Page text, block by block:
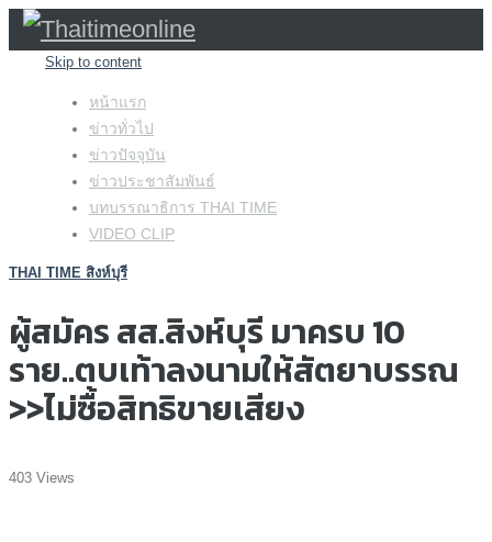
Skip to content
หน้าแรก
ข่าวทั่วไป
ข่าวปัจจุบัน
ข่าวประชาสัมพันธ์
บทบรรณาธิการ THAI TIME
VIDEO CLIP
THAI TIME สิงห์บุรี
ผู้สมัคร สส.สิงห์บุรี มาครบ 10
ราย..ตบเท้าลงนามให้สัตยาบรรณ
>>ไม่ซื้อสิทธิขายเสียง
403 Views